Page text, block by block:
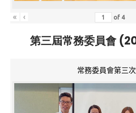
« ‹ of 4
第三屆常務委員會
常務委員會第三